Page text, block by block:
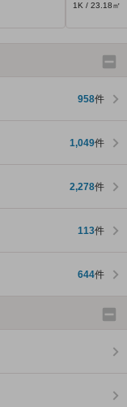
1K / 23.18㎡
958件
1,049件
2,278件
113件
644件